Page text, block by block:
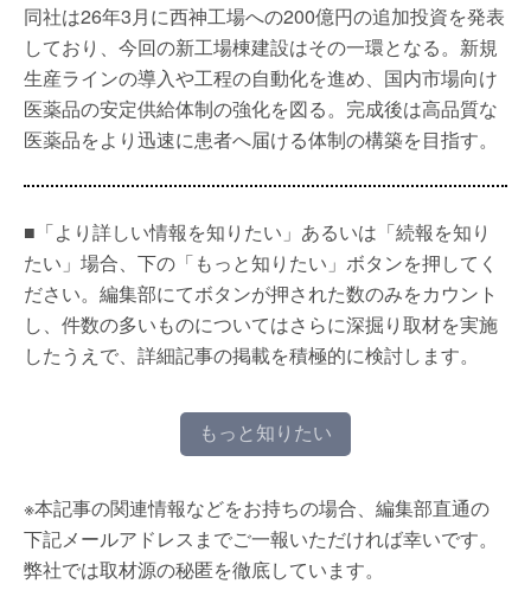
同社は26年3月に西神工場への200億円の追加投資を発表
しており、今回の新工場棟建設はその一環となる。新規
生産ラインの導入や工程の自動化を進め、国内市場向け
医薬品の安定供給体制の強化を図る。完成後は高品質な
医薬品をより迅速に患者へ届ける体制の構築を目指す。
■「より詳しい情報を知りたい」あるいは「続報を知り
たい」場合、下の「もっと知りたい」ボタンを押してく
ださい。編集部にてボタンが押された数のみをカウント
し、件数の多いものについてはさらに深掘り取材を実施
したうえで、詳細記事の掲載を積極的に検討します。
もっと知りたい
※本記事の関連情報などをお持ちの場合、編集部直通の
下記メールアドレスまでご一報いただければ幸いです。
弊社では取材源の秘匿を徹底しています。